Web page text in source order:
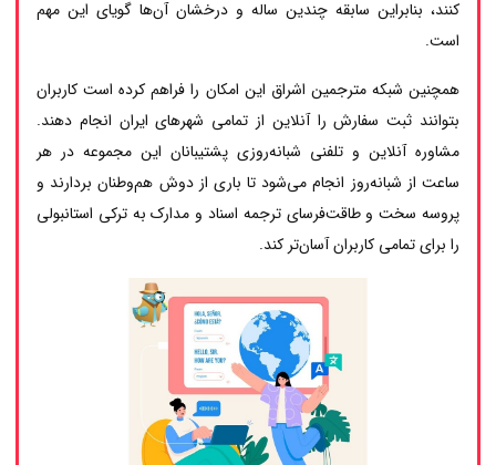
کنند، بنابراین سابقه چندین ساله و درخشان آن‌ها گویای این مهم
است.
همچنین شبکه مترجمین اشراق این امکان را فراهم کرده است کاربران
بتوانند ثبت سفارش را آنلاین از تمامی شهرهای ایران انجام دهند.
مشاوره آنلاین و تلفنی شبانه‌روزی پشتیبانان این مجموعه در هر
ساعت از شبانه‌روز انجام می‌شود تا باری از دوش هم‌وطنان بردارند و
پروسه سخت و طاقت‌فرسای ترجمه اسناد و مدارک به ترکی استانبولی
را برای تمامی کاربران آسان‌تر کند.